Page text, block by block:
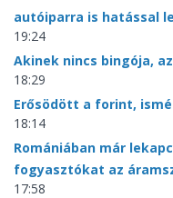
autóiparra is hatással
19:24
Akinek nincs bingója,
18:29
Erősödött a forint,
18:14
Romániában már
fogyasztókat az
17:58